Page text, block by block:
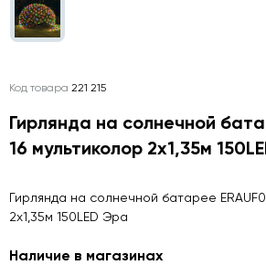
Код товара 221 215
Гирлянда на солнечной
16 мультиколор 2х1,35м
Гирлянда на солнечной батарее
2х1,35м 150LED Эра
Наличие в магазинах